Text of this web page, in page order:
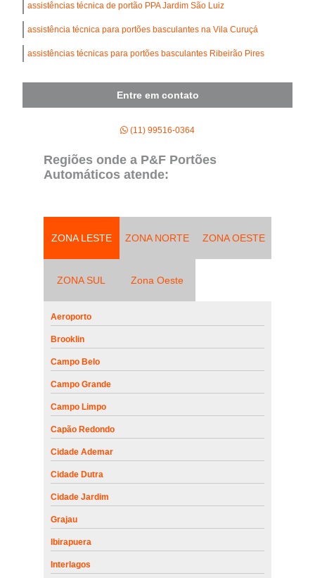
assistências técnica de portão PPA Jardim São Luiz
assistência técnica para portões basculantes na Vila Curuçá
assistências técnicas para portões basculantes Ribeirão Pires
Entre em contato
(11) 99516-0364
Regiões onde a P&F Portões
Automáticos atende:
ZONA LESTE ZONA NORTE ZONA OESTE
ZONA SUL Zona Oeste
Aeroporto
Brooklin
Campo Belo
Campo Grande
Campo Limpo
Capão Redondo
Cidade Ademar
Cidade Dutra
Cidade Jardim
Grajau
Ibirapuera
Interlagos